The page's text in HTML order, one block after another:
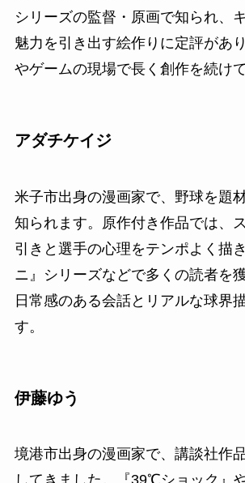
シリーズの監督・原画で知られ、
魅力を引き出す絵作りに定評があ
やゲームの現場で長く創作を続けて
アダチケイジ
米子市出身の漫画家で、野球を題
知られます。原作付き作品では、
引きと選手の心理をテンポよく描
ニ』シリーズなどで多くの読者を
日常感のある会話とリアルな球界
す。
伊藤ゆう
境港市出身の漫画家で、講談社作